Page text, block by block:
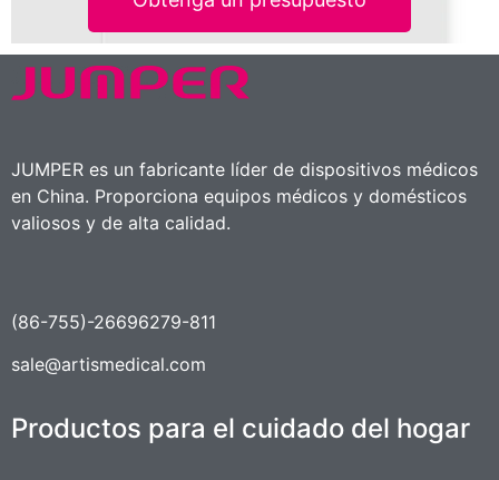
JUMPER es un fabricante líder de dispositivos médicos
en China. Proporciona equipos médicos y domésticos
valiosos y de alta calidad.
(86-755)-26696279-811
sale@artismedical.com
Productos para el cuidado del hogar